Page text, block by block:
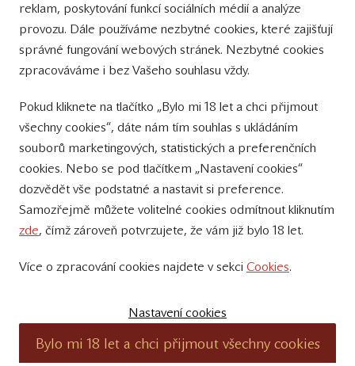
tipy na Facebooku
Sledujte nás
na Instagramu
Sledujte náš
YouTube kanál
Přihlášení k odběru novinek
Vytvořili:SuperKodéři
účtenku. Zároveň je povinen zaevidovat přijatou tržbu u správce daně on-
line; v případě technického výpadku pak nejpozději do 48 hodin
reklam, poskytování funkcí sociálních médií a analýze
provozu. Dále používáme nezbytné cookies, které zajišťují
správné fungování webových stránek. Nezbytné cookies
zpracováváme i bez Vašeho souhlasu vždy.
Pokud kliknete na tlačítko „Bylo mi 18 let a chci přijmout
všechny cookies“, dáte nám tím souhlas s ukládáním
souborů marketingových, statistických a preferenčních
cookies. Nebo se pod tlačítkem „Nastavení cookies“
dozvědět vše podstatné a nastavit si preference.
Samozřejmě můžete volitelné cookies odmítnout kliknutím
zde, čímž zároveň potvrzujete, že vám již bylo 18 let.
Více o zpracování cookies najdete v sekci Cookies.
Nastavení cookies
Bylo mi 18 let a chci přijmout všechny cookies